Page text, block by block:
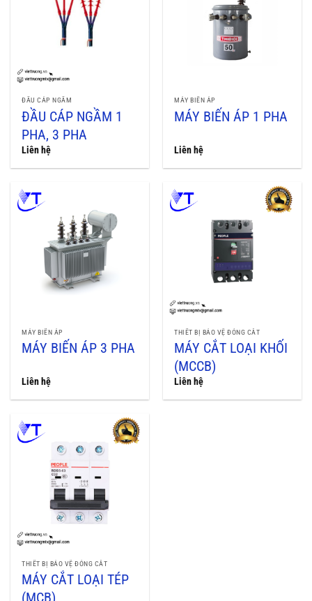
ĐẦU CÁP NGẦM
ĐẦU CÁP NGẦM 1
PHA, 3 PHA
Liên hệ
MÁY BIẾN ÁP
MÁY BIẾN ÁP 1 PHA
Liên hệ
MÁY BIẾN ÁP
MÁY BIẾN ÁP 3 PHA
Liên hệ
THIẾT BỊ BẢO VỆ ĐÓNG CẮT
MÁY CẮT LOẠI KHỐI
(MCCB)
Liên hệ
THIẾT BỊ BẢO VỆ ĐÓNG CẮT
MÁY CẮT LOẠI TÉP